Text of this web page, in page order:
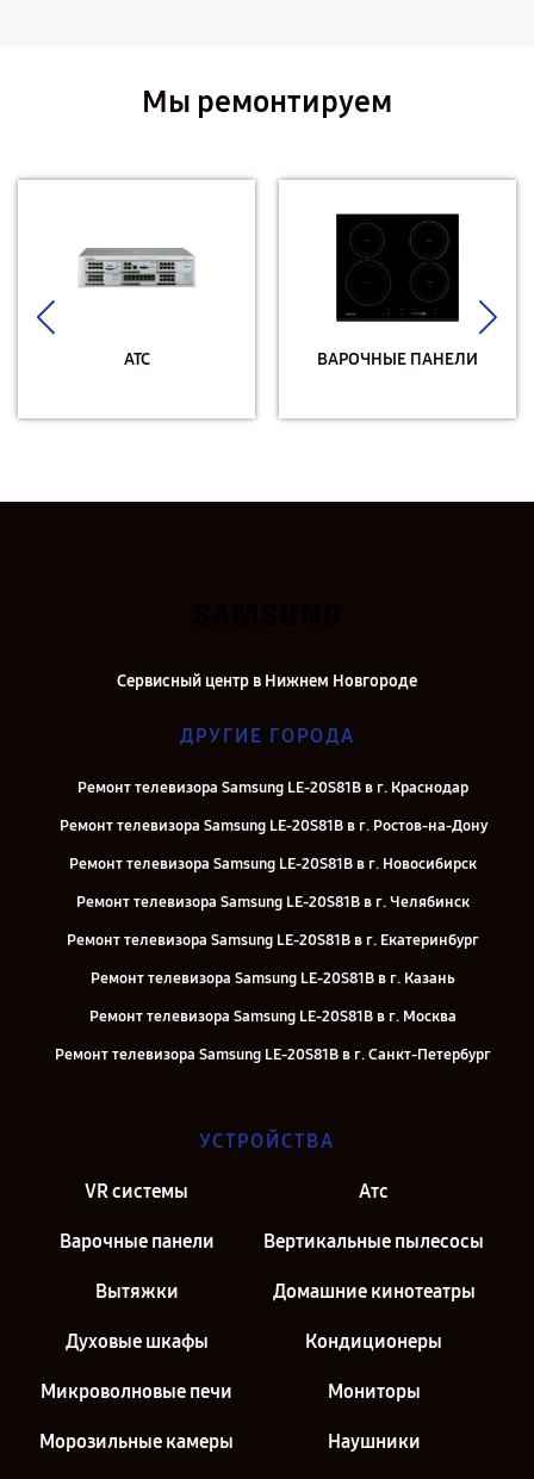
Мы ремонтируем
АТС ВАРОЧНЫЕ ПАНЕЛИ
Сервисный центр в Нижнем Новгороде
ДРУГИЕ ГОРОДА
Ремонт телевизора Samsung LE-20S81B в г. Краснодар
Ремонт телевизора Samsung LE-20S81B в г. Ростов-на-Дону
Ремонт телевизора Samsung LE-20S81B в г. Новосибирск
Ремонт телевизора Samsung LE-20S81B в г. Челябинск
Ремонт телевизора Samsung LE-20S81B в г. Екатеринбург
Ремонт телевизора Samsung LE-20S81B в г. Казань
Ремонт телевизора Samsung LE-20S81B в г. Москва
Ремонт телевизора Samsung LE-20S81B в г. Санкт-Петербург
УСТРОЙСТВА
VR системы Атс
Варочные панели Вертикальные пылесосы
Вытяжки Домашние кинотеатры
Духовые шкафы Кондиционеры
Микроволновые печи Мониторы
Морозильные камеры Наушники